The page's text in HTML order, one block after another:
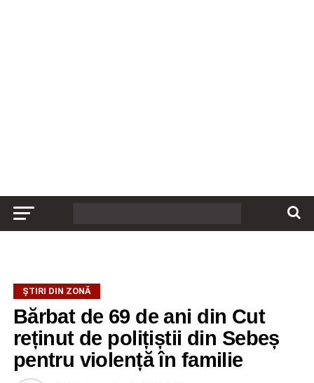
ȘTIRI DIN ZONĂ
Bărbat de 69 de ani din Cut
reținut de polițiștii din Sebeș
pentru violență în familie